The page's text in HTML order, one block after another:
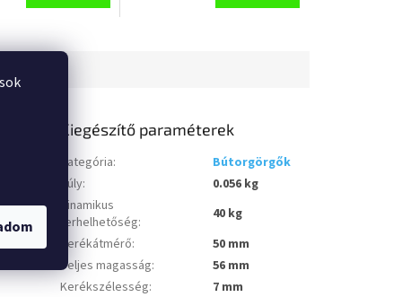
Kiegészítő paraméterek
Kategória:
Bútorgörgők
Súly:
0.056 kg
Dinamikus
terhelhetőség:
40 kg
Kerékátmérő:
50 mm
Teljes magasság:
56 mm
Kerékszélesség:
7 mm